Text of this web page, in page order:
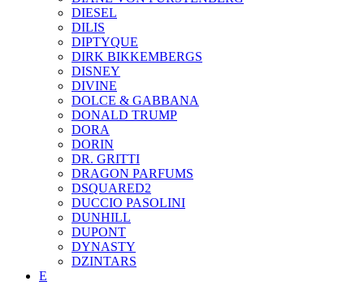
DIESEL
DILIS
DIPTYQUE
DIRK BIKKEMBERGS
DISNEY
DIVINE
DOLCE & GABBANA
DONALD TRUMP
DORA
DORIN
DR. GRITTI
DRAGON PARFUMS
DSQUARED2
DUCCIO PASOLINI
DUNHILL
DUPONT
DYNASTY
DZINTARS
E